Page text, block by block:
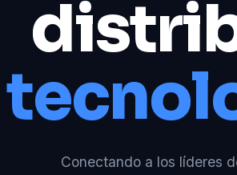
Conectando a los líderes